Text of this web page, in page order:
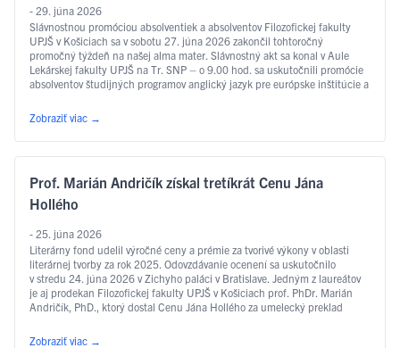
- 29. júna 2026
Slávnostnou promóciou absolventiek a absolventov Filozofickej fakulty
UPJŠ v Košiciach sa v sobotu 27. júna 2026 zakončil tohtoročný
promočný týždeň na našej alma mater. Slávnostný akt sa konal v Aule
Lekárskej fakulty UPJŠ na Tr. SNP – o 9.00 hod. sa uskutočnili promócie
absolventov študijných programov anglický jazyk pre európske inštitúcie a
Čítať ďalej
Zobraziť viac →
Prof. Marián Andričík získal tretíkrát Cenu Jána
Hollého
- 25. júna 2026
Literárny fond udelil výročné ceny a prémie za tvorivé výkony v oblasti
literárnej tvorby za rok 2025. Odovzdávanie ocenení sa uskutočnilo
v stredu 24. júna 2026 v Zichyho paláci v Bratislave. Jedným z laureátov
je aj prodekan Filozofickej fakulty UPJŠ v Košiciach prof. PhDr. Marián
Andričík, PhD., ktorý dostal Cenu Jána Hollého za umelecký preklad
Zobraziť viac
→